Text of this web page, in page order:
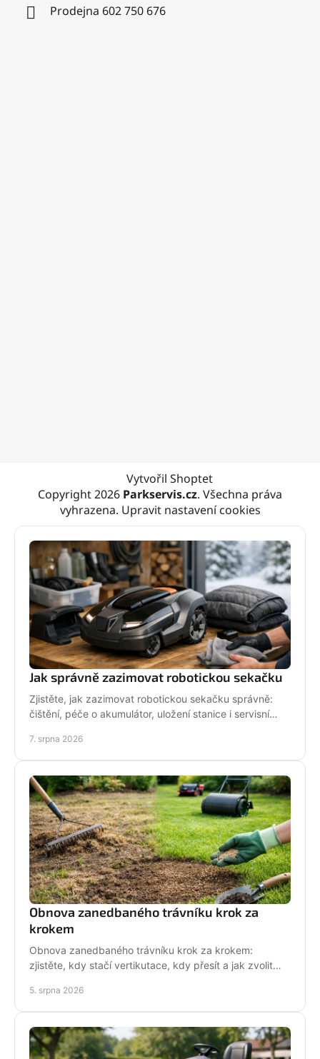
Prodejna 602 750 676
Vytvořil Shoptet
Copyright 2026 Parkservis.cz. Všechna práva
vyhrazena. Upravit nastavení cookies
Jak správně zazimovat robotickou sekačku
Zjistěte, jak zazimovat robotickou sekačku správně:
čištění, péče o akumulátor, uložení stanice i servisní
7. srpna 2026
Obnova zanedbaného trávníku krok za
krokem
Obnova zanedbaného trávníku krok za krokem:
zjistěte, kdy stačí vertikutace, kdy přesít a jak zvolit
chyb
5. srpna 2026